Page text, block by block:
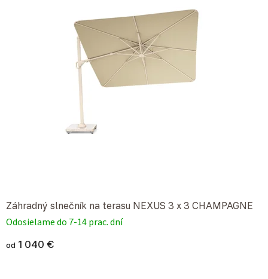
Záhradný slnečník na terasu NEXUS 3 x 3 CHAMPAGNE
Odosielame do 7-14 prac. dní
od 1 040 €